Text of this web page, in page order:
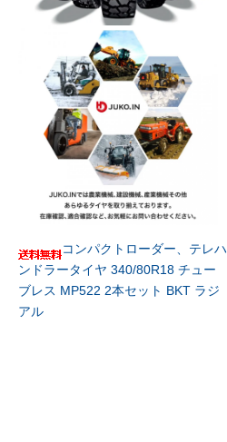
コンパクトローダー、テレハ
ンドラータイヤ 340/80R18 チュー
ブレス MP522 2本セット BKT ラジ
アル